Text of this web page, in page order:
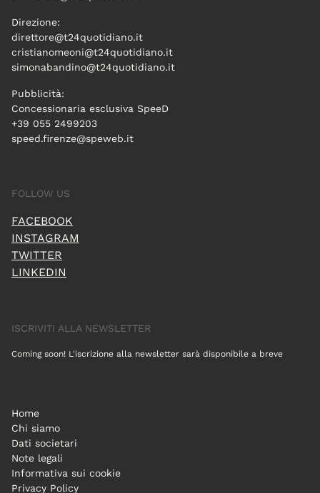
Direzione:
direttore@t24quotidiano.it
cristianomeoni@t24quotidiano.it
simonabandino@t24quotidiano.it
Pubblicità:
Concessionaria esclusiva SpeeD
+39 055 2499203
speed.firenze@speweb.it
FOLLOW US
FACEBOOK
INSTAGRAM
TWITTER
LINKEDIN
ISCRIVITI ALLA NEWSLETTER
Coming soon! L'iscrizione alla newsletter sarà disponibile a breve
Home
Chi siamo
Dati societari
Note legali
Informativa sui cookie
Privacy Policy